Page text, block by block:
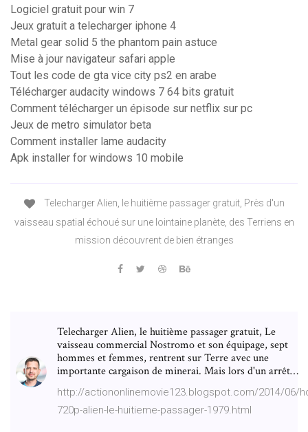
Logiciel gratuit pour win 7
Jeux gratuit a telecharger iphone 4
Metal gear solid 5 the phantom pain astuce
Mise à jour navigateur safari apple
Tout les code de gta vice city ps2 en arabe
Télécharger audacity windows 7 64 bits gratuit
Comment télécharger un épisode sur netflix sur pc
Jeux de metro simulator beta
Comment installer lame audacity
Apk installer for windows 10 mobile
Telecharger Alien, le huitième passager gratuit, Près d'un
vaisseau spatial échoué sur une lointaine planète, des Terriens en
mission découvrent de bien étranges
Telecharger Alien, le huitième passager gratuit, Le
vaisseau commercial Nostromo et son équipage, sept
hommes et femmes, rentrent sur Terre avec une
importante cargaison de minerai. Mais lors d'un arrêt…
http://actiononlinemovie123.blogspot.com/2014/06/
720p-alien-le-huitieme-passager-1979.html